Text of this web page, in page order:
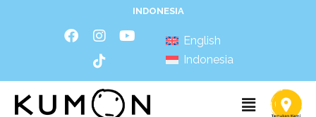
INDONESIA
English
Indonesia